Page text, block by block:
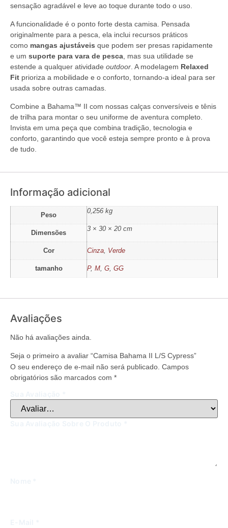
sensação agradável e leve ao toque durante todo o uso.
A funcionalidade é o ponto forte desta camisa. Pensada
originalmente para a pesca, ela inclui recursos práticos
como mangas ajustáveis que podem ser presas rapidamente
e um suporte para vara de pesca, mas sua utilidade se
estende a qualquer atividade outdoor. A modelagem Relaxed
Fit prioriza a mobilidade e o conforto, tornando-a ideal para ser
usada sobre outras camadas.
Combine a Bahama™ II com nossas calças conversíveis e tênis
de trilha para montar o seu uniforme de aventura completo.
Invista em uma peça que combina tradição, tecnologia e
conforto, garantindo que você esteja sempre pronto e à prova
de tudo.
Informação adicional
Peso
0,256 kg
Dimensões
3 × 30 × 20 cm
Cor Cinza, Verde
tamanho P, M, G, GG
Avaliações
Não há avaliações ainda.
Seja o primeiro a avaliar “Camisa Bahama II L/S Cypress”
O seu endereço de e-mail não será publicado. Campos
obrigatórios são marcados com *